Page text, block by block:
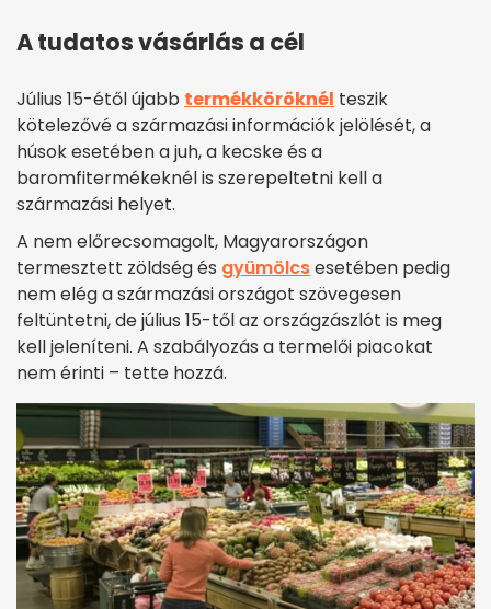
A tudatos vásárlás a cél
Július 15-étől újabb termékköröknél teszik
kötelezővé a származási információk jelölését, a
húsok esetében a juh, a kecske és a
baromfitermékeknél is szerepeltetni kell a
származási helyet.
A nem előrecsomagolt, Magyarországon
termesztett zöldség és gyümölcsesetében pedig
nem elég a származási országot szövegesen
feltüntetni, de július 15-től az országzászlót is meg
kell jeleníteni. A szabályozás a termelői piacokat
nem érinti – tette hozzá.